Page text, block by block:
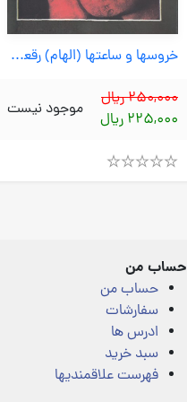
خروسها و ساعتها (الهام) رقعی شومیز
250,000 ریال
225,000 ریال
موجود نیست
حساب من
حساب من
سفارشات
ادرس ها
سبد خرید
فهرست علاقمندیها